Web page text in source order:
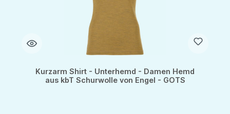
Kurzarm Shirt - Unterhemd - Damen Hemd
aus kbT Schurwolle von Engel - GOTS